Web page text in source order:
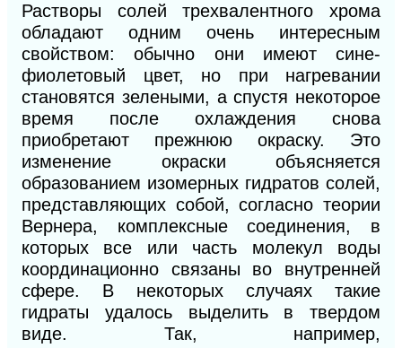
Растворы солей трехвалентного хрома
обладают одним очень интересным
свойством: обычно они имеют сине-
фиолетовый цвет, но при нагревании
становятся зелеными, а спустя некоторое
время после охлаждения снова
приобретают прежнюю окраску. Это
изменение окраски объясняется
образованием изомерных гидратов солей,
представляющих собой, согласно теории
Вернера, комплексные соединения, в
которых все или часть молекул воды
координационно связаны во внутренней
сфере. В некоторых случаях такие
гидраты удалось выделить в твердом
виде. Так, например,